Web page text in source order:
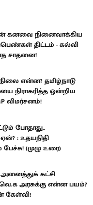
கனவை நினைவாக்கிய
திட்டம் - கல்வி
சாதனை!
என்ன? தமிழ்நாடு
நிராகரித்த ஒன்றிய
விமர்சனம்!
போதாது..
: உதயநிதி
(முழு உரை)
கட்சி
அரசுக்கு என்ன பயம்?
கேள்வி!